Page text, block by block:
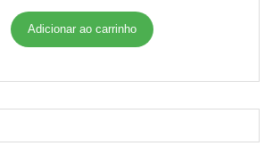
Adicionar ao carrinho